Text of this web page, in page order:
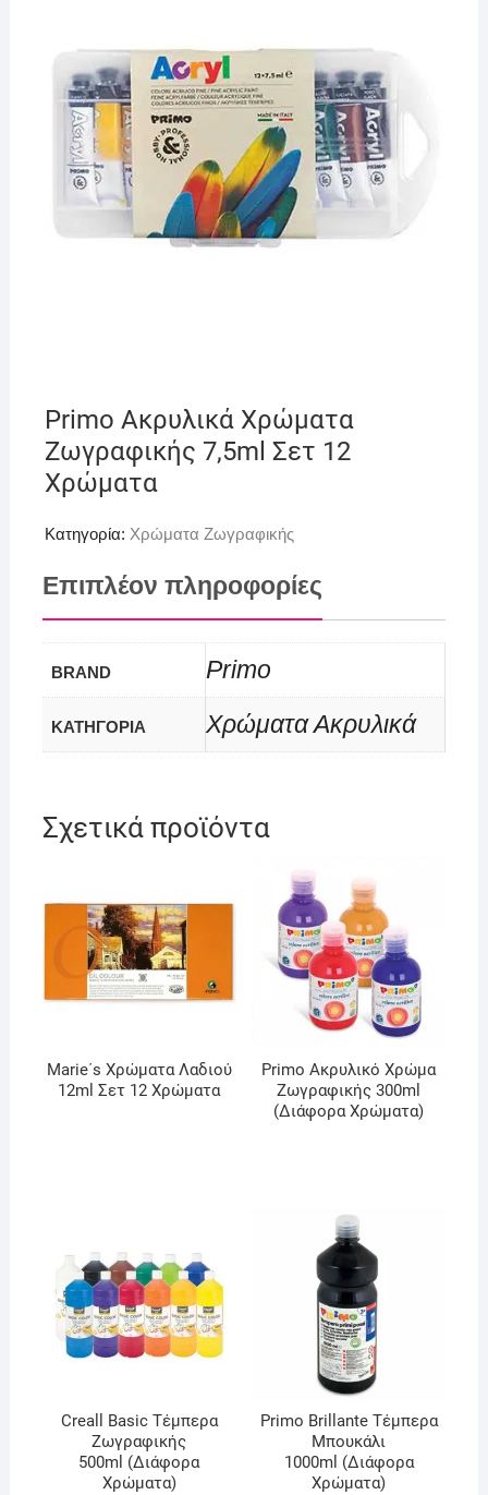
Primo Ακρυλικά Χρώματα
Ζωγραφικής 7,5ml Σετ 12
Χρώματα
Κατηγορία: Χρώματα Ζωγραφικής
Επιπλέον πληροφορίες
BRAND Primo
ΚΑΤΗΓΟΡΙΑ Χρώματα Ακρυλικά
Σχετικά προϊόντα
Marie΄s Χρώματα Λαδιού
12ml Σετ 12 Χρώματα
Primo Ακρυλικό Χρώμα
Ζωγραφικής 300ml
(Διάφορα Χρώματα)
Creall Basic Τέμπερα
Ζωγραφικής
500ml (Διάφορα
Χρώματα)
Primo Brillante Τέμπερα
Μπουκάλι
1000ml (Διάφορα
Χρώματα)